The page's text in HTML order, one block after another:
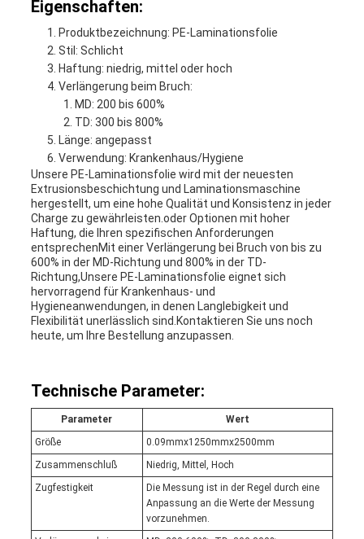
Eigenschaften:
Produktbezeichnung: PE-Laminationsfolie
Stil: Schlicht
Haftung: niedrig, mittel oder hoch
Verlängerung beim Bruch:
MD: 200 bis 600%
TD: 300 bis 800%
Länge: angepasst
Verwendung: Krankenhaus/Hygiene
Unsere PE-Laminationsfolie wird mit der neuesten
Extrusionsbeschichtung und Laminationsmaschine
hergestellt, um eine hohe Qualität und Konsistenz in jeder
Charge zu gewährleisten.oder Optionen mit hoher
Haftung, die Ihren spezifischen Anforderungen
entsprechenMit einer Verlängerung bei Bruch von bis zu
600% in der MD-Richtung und 800% in der TD-
Richtung,Unsere PE-Laminationsfolie eignet sich
hervorragend für Krankenhaus- und
Hygieneanwendungen, in denen Langlebigkeit und
Flexibilität unerlässlich sind.Kontaktieren Sie uns noch
heute, um Ihre Bestellung anzupassen.
Technische Parameter:
Parameter
Wert
Größe
0.09mmx1250mmx2500mm
Zusammenschluß
Niedrig, Mittel, Hoch
Zugfestigkeit
Die Messung ist in der Regel durch eine
Anpassung an die Werte der Messung
vorzunehmen.